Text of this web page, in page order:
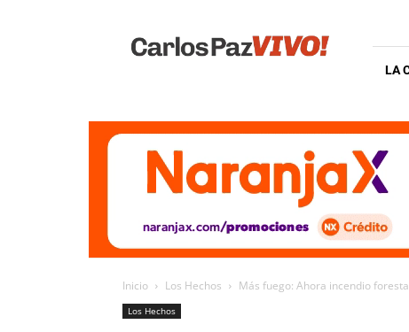
Vivo
LA
Inicio Los Hechos Más fuego: Ahora incendio
Los Hechos